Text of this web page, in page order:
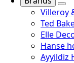
Villeroy
Ted
Elle
Hanse
Ayyildiz